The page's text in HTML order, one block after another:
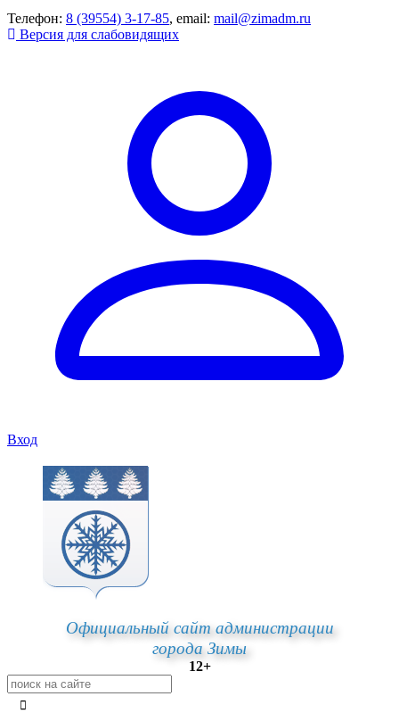
Телефон: 8 (39554) 3-17-85, email: mail@zimadm.ru
Версия для слабовидящих
Вход
Официальный сайт администрации
города Зимы
12+